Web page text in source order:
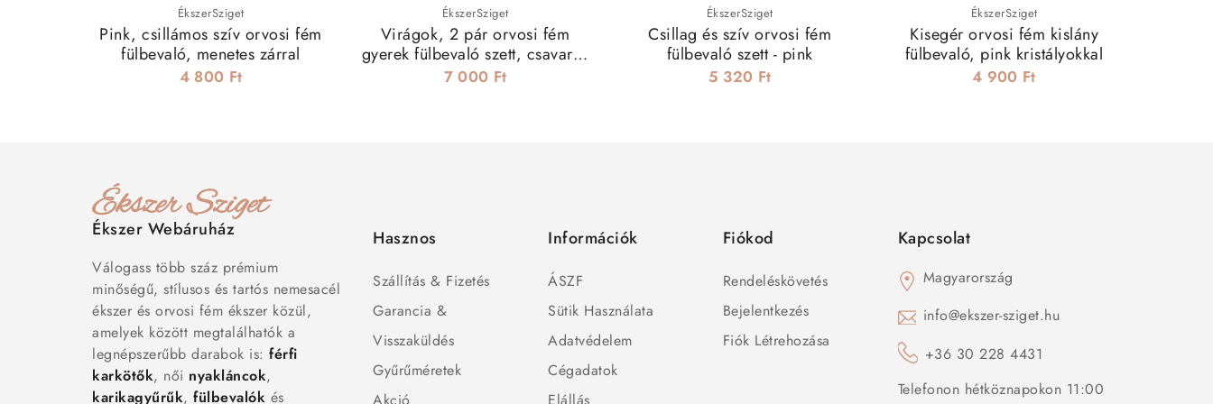
ÉkszerSziget
Pink, csillámos szív orvosi fém
fülbevaló, menetes zárral
4 800 Ft
ÉkszerSziget
Virágok, 2 pár orvosi fém
gyerek fülbevaló szett, csavaros
zárral
7 000 Ft
ÉkszerSziget
Csillag és szív orvosi fém
fülbevaló szett - pink
5 320 Ft
ÉkszerSziget
Kisegér orvosi fém kislány
fülbevaló, pink kristályokkal
4 900 Ft
Ékszer Webáruház
Válogass több száz prémium
minőségű, stílusos és tartós nemesacél
ékszer és orvosi fém ékszer közül,
amelyek között megtalálhatók a
legnépszerűbb darabok is: férfi
karkötők, női nyakláncok,
karikagyűrűk, fülbevalók és
Hasznos
Szállítás & Fizetés
Garancia &
Visszaküldés
Gyűrűméretek
Információk
ÁSZF
Sütik Használata
Adatvédelem
Cégadatok
Fiókod
Rendeléskövetés
Bejelentkezés
Fiók Létrehozása
Kapcsolat
Magyarország
info@ekszer-sziget.hu
+36 30 228 4431
Telefonon hétköznapokon 11:00